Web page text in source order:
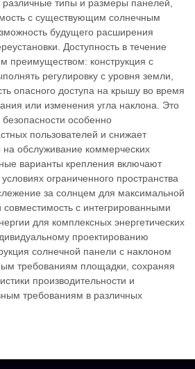
типы и размеры панелей,
с существующим солнечным
будущего расширения
Доступность в течение
преимуществом: конструкция с
регулировку с уровня земли,
опасного доступа на крышу во время
или изменения угла наклона. Это
особенно
пользователей и снижает
обслуживание коммерческих
варианты крепления включают
ограниченного пространства
за солнцем для максимальной
с интегрированными
для комплексных энергетических
проектированию
солнечной панели с наклоном
требованиям площадки, сохраняя
производительности и
требованиям в различных